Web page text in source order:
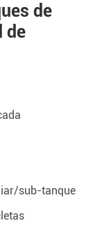
de
de
sub-tanque